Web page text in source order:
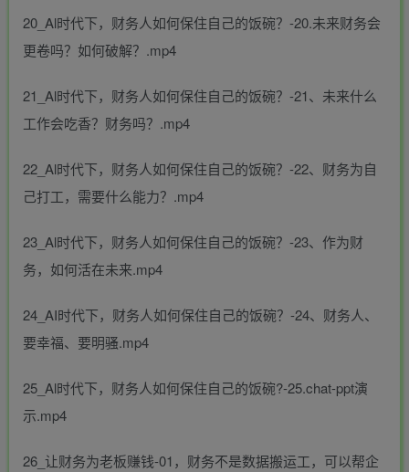
20_Al时代下，财务人如何保住自己的饭碗？-20.未来财务会
更卷吗？如何破解？.mp4
21_Al时代下，财务人如何保住自己的饭碗？-21、未来什么
工作会吃香？财务吗？.mp4
22_Al时代下，财务人如何保住自己的饭碗？-22、财务为自
己打工，需要什么能力？.mp4
23_Al时代下，财务人如何保住自己的饭碗？-23、作为财
务，如何活在未来.mp4
24_AI时代下，财务人如何保住自己的饭碗？-24、财务人、
要幸福、要明骚.mp4
25_Al时代下，财务人如何保住自己的饭碗?-25.chat-ppt演
示.mp4
26_让财务为老板赚钱-01，财务不是数据搬运工，可以帮企